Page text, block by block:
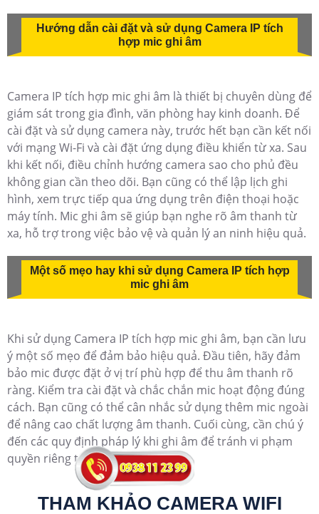
Hướng dẫn cài đặt và sử dụng Camera IP tích
hợp mic ghi âm
Camera IP tích hợp mic ghi âm là thiết bị chuyên dùng để
giám sát trong gia đình, văn phòng hay kinh doanh. Để
cài đặt và sử dụng camera này, trước hết bạn cần kết nối
với mạng Wi-Fi và cài đặt ứng dụng điều khiển từ xa. Sau
khi kết nối, điều chỉnh hướng camera sao cho phủ đều
không gian cần theo dõi. Bạn cũng có thể lập lịch ghi
hình, xem trực tiếp qua ứng dụng trên điện thoại hoặc
máy tính. Mic ghi âm sẽ giúp bạn nghe rõ âm thanh từ
xa, hỗ trợ trong việc bảo vệ và quản lý an ninh hiệu quả.
Một số mẹo hay khi sử dụng Camera IP tích hợp
mic ghi âm
Khi sử dụng Camera IP tích hợp mic ghi âm, bạn cần lưu
ý một số mẹo để đảm bảo hiệu quả. Đầu tiên, hãy đảm
bảo mic được đặt ở vị trí phù hợp để thu âm thanh rõ
ràng. Kiểm tra cài đặt và chắc chắn mic hoạt động đúng
cách. Bạn cũng có thể cân nhắc sử dụng thêm mic ngoài
để nâng cao chất lượng âm thanh. Cuối cùng, cần chú ý
đến các quy định pháp lý khi ghi âm để tránh vi phạm
quyền riêng tư của người khác.
THAM KHẢO CAMERA WIFI